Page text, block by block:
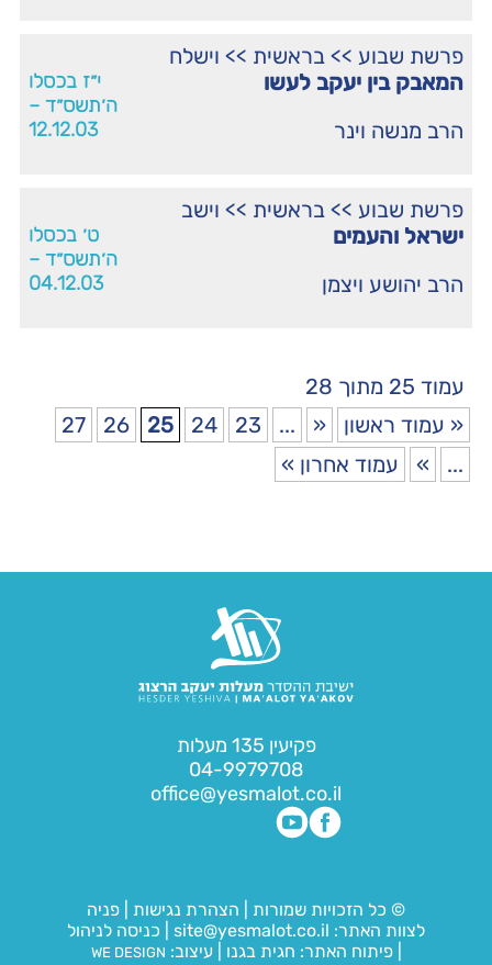
פרשת שבוע >> בראשית >> וישלח
המאבק בין יעקב לעשו
הרב מנשה וינר
י״ז בכסלו
ה׳תשס״ד –
12.12.03
פרשת שבוע >> בראשית >> וישב
ישראל והעמים
הרב יהושע ויצמן
ט׳ בכסלו
ה׳תשס״ד –
04.12.03
עמוד 25 מתוך 28
« עמוד ראשון
«
...
23
24
25
26
27
...
» עמוד אחרון »
פקיעין 135 מעלות
04-9979708
office@yesmalot.co.il
© כל הזכויות שמורות הצהרת נגישות
פניה
לצוות האתר: site@yesmalot.co.il
כניסה לניהול
|פיתוח האתר: חגית בגנו עיצוב: WE DESIGN